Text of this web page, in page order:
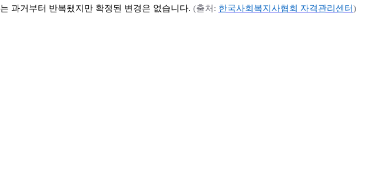
과거부터 반복됐지만 확정된 변경은 없습니다. (출처 : 한국사회복지사협회 자격관리센터)